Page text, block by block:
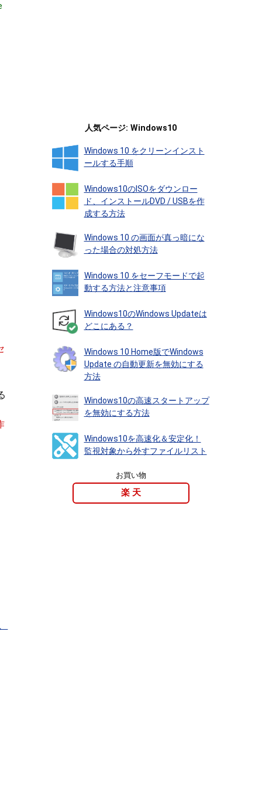
人気ページ: Windows10
Windows 10 をクリーンインスト
ールする手順
Windows10のISOをダウンロー
ド、インストールDVD / USBを作
成する方法
Windows 10 の画面が真っ暗にな
った場合の対処方法
Windows 10 をセーフモードで起
動する方法と注意事項
Windows10のWindows Updateは
どこにある？
Windows 10 Home版でWindows
Update の自動更新を無効にする
方法
Windows10の高速スタートアップ
を無効にする方法
Windows10を高速化＆安定化！
監視対象から外すファイルリスト
お買い物
楽 天